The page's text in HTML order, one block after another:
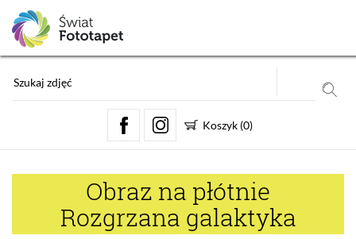
Koszyk (0)
Obraz na płótnie
Rozgrzana galaktyka